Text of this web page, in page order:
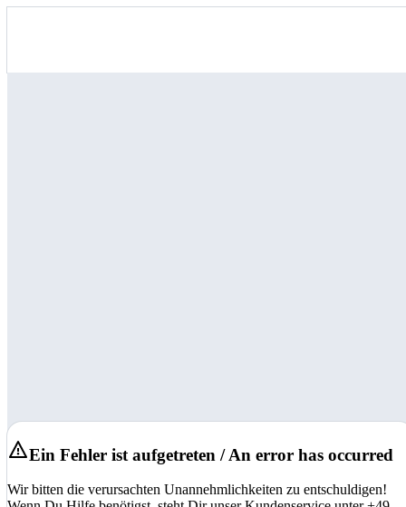
Ein Fehler ist aufgetreten / An error has occurred
Wir bitten die verursachten Unannehmlichkeiten zu entschuldigen!